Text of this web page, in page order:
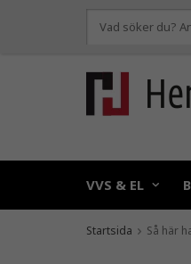
VVS & EL
Startsida Så här